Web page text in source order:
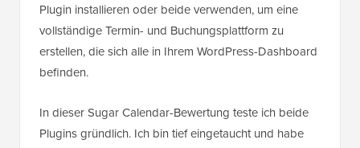
Plugin installieren oder beide verwenden, um eine
vollständige Termin- und Buchungsplattform zu
erstellen, die sich alle in Ihrem WordPress-Dashboard
befinden.
In dieser Sugar Calendar-Bewertung teste ich beide
Plugins gründlich. Ich bin tief eingetaucht und habe